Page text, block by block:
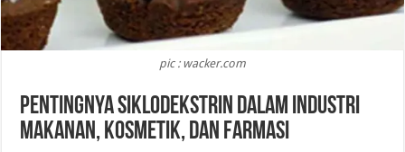
pic : wacker.com
Pentingnya Siklodekstrin dalam Industri
Makanan, Kosmetik, dan Farmasi